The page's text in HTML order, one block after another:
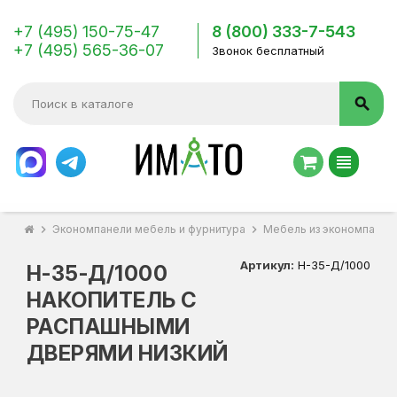
+7 (495) 150-75-47
+7 (495) 565-36-07
8 (800) 333-7-543
Звонок бесплатный
search
view_headline
chevron_right Экономпанели мебель и фурнитура chevron_right Мебель из
Н-35-Д/1000
НАКОПИТЕЛЬ С
РАСПАШНЫМИ
ДВЕРЯМИ НИЗКИЙ
Артикул: Н-35-Д/1000